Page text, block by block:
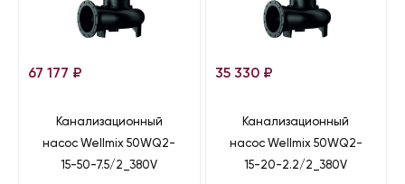
67 177 ₽
Канализационный
насос Wellmix 50WQ2-
15-50-7.5/2_380V
35 330 ₽
Канализационный
насос Wellmix 50WQ2-
15-20-2.2/2_380V